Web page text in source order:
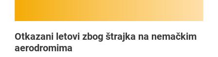
Otkazani letovi zbog štrajka na nemačkim
aerodromima